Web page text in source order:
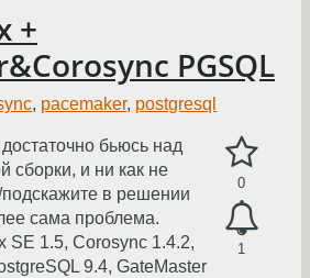
+
PGSQL
, pacemaker, postgresql
0
1
бьюсь над
сборки, и ни как не
в решении
сама проблема.
SE 1.5, Corosync 1.4.2,
9.4, GateMaster